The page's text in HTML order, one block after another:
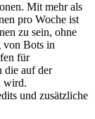
Mit mehr als
pro Woche ist
zu sein, ohne
von Bots in
für
die auf der
wird.
und zusätzliche